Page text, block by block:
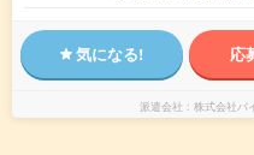
気になる! 応
派遣会社 株式会社バ